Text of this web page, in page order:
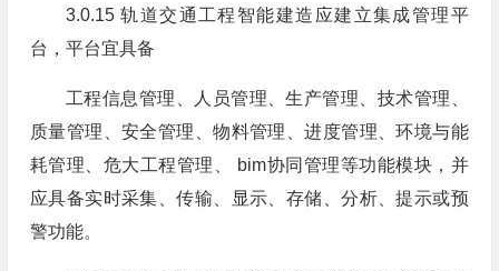
3.0.15 轨道交通工程智能建造应建立集成管理平
台，平台宜具备
工程信息管理、人员管理、生产管理、技术管理、
质量管理、安全管理、物料管理、进度管理、环境与能
耗管理、危大工程管理、 bim协同管理等功能模块，并
应具备实时采集、传输、显示、存储、分析、提示或预
警功能。